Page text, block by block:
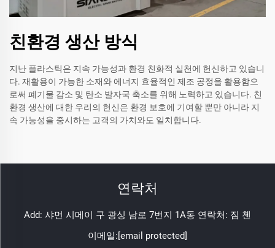
친환경 생산 방식
지난 플라스틱은 지속 가능성과 환경 친화적 실천에 헌신하고 있습니
다. 재활용이 가능한 소재와 에너지 효율적인 제조 공정을 활용함으
로써 폐기물 감소 및 탄소 발자국 축소를 위해 노력하고 있습니다. 친
환경 생산에 대한 우리의 헌신은 환경 보호에 기여할 뿐만 아니라 지
속 가능성을 중시하는 고객의 가치와도 일치합니다.
연락처
Add: 샤먼 시메이 구 광싱 남로 7번지 1A동 연락처: 짐 첸
이메일:[email protected]